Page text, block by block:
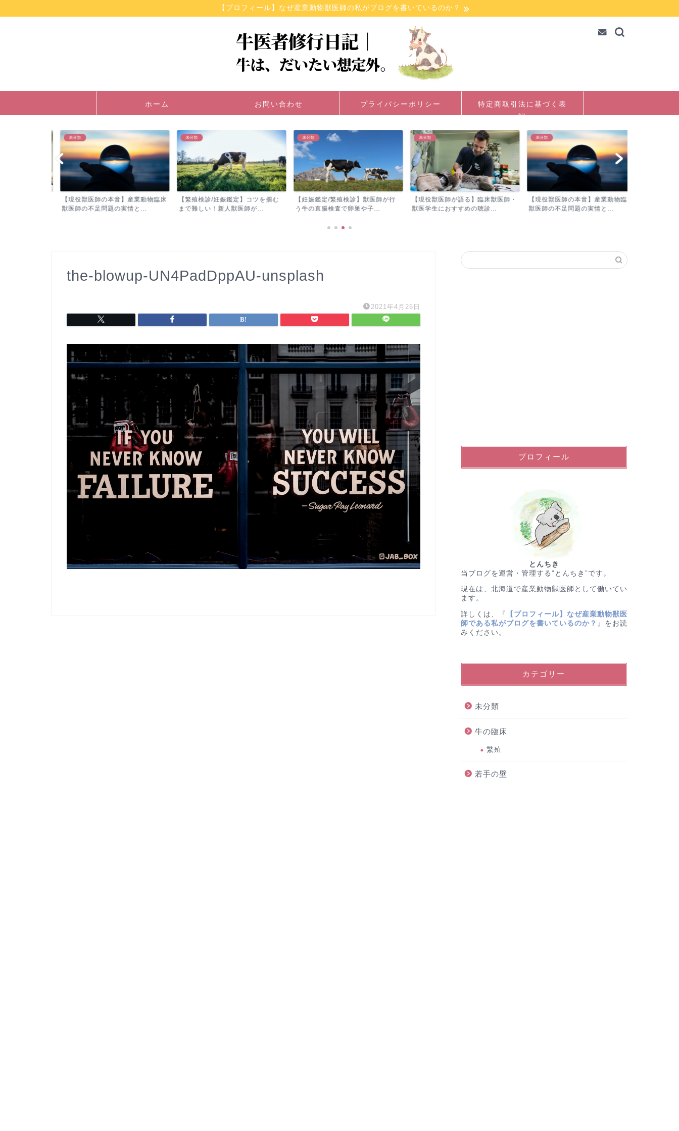
【プロフィール】なぜ産業動物獣医師の私がブログを書いているのか？
ホーム お問い合わせ プライバシーポリシー
特定商取引法に基づく表
記
未分類
【現役獣医師の本音】産業動物臨床
獣医師の不足問題の実情と...
未分類
【繁殖検診/妊娠鑑定】コツを掴む
まで難しい！新人獣医師が...
未分類
【妊娠鑑定/繁殖検診】獣医師が行
う牛の直腸検査で卵巣や子...
未分類
【現役獣医師が語る】臨床獣医師・
獣医学生におすすめの聴診...
未分類
【現役獣医師の本音】産業動物臨床
獣医師の不足問題の実情と...
the-blowup-UN4PadDppAU-unsplash
2021年4月26日
プロフィール
とんちき
当ブログを運営・管理する”とんちき”です。
現在は、北海道で産業動物獣医師として働いてい
ます。
詳しくは、『
【プロフィール】なぜ産業動物獣医
師である私がブログを書いているのか？ 』をお読
みください。
カテゴリー
未分類
牛の臨床
繁殖
若手の壁